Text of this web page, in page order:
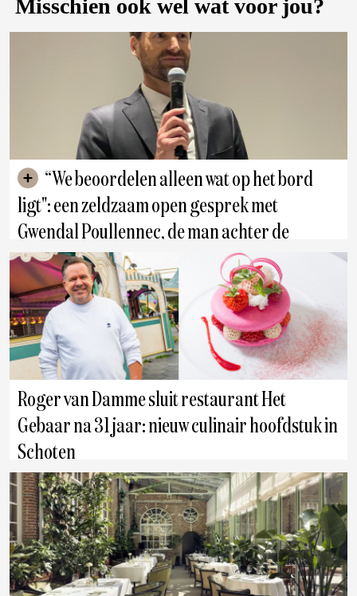
Misschien ook wel wat voor jou?
ligt": een zeldzaam open gesprek met
Gwendal Poullennec, de man achter de
Michelin gids
Roger van Damme sluit restaurant Het
Gebaar na 31 jaar: nieuw culinair hoofdstuk in
Schoten
Antwerpen